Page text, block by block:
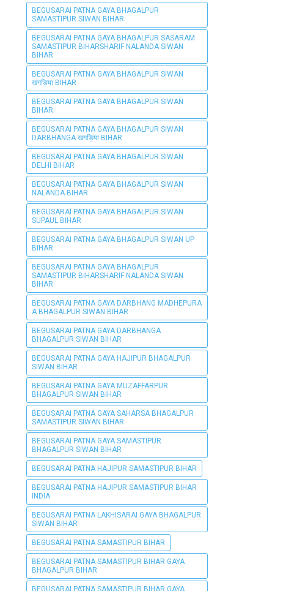
BEGUSARAI PATNA GAYA BHAGALPUR
SAMASTIPUR SIWAN BIHAR
BEGUSARAI PATNA GAYA BHAGALPUR SASARAM
SAMASTIPUR BIHARSHARIF NALANDA SIWAN
BIHAR
BEGUSARAI PATNA GAYA BHAGALPUR SIWAN
खगड़िया BIHAR
BEGUSARAI PATNA GAYA BHAGALPUR SIWAN
BIHAR
BEGUSARAI PATNA GAYA BHAGALPUR SIWAN
DARBHANGA खगड़िया BIHAR
BEGUSARAI PATNA GAYA BHAGALPUR SIWAN
DELHI BIHAR
BEGUSARAI PATNA GAYA BHAGALPUR SIWAN
NALANDA BIHAR
BEGUSARAI PATNA GAYA BHAGALPUR SIWAN
SUPAUL BIHAR
BEGUSARAI PATNA GAYA BHAGALPUR SIWAN UP
BIHAR
BEGUSARAI PATNA GAYA BHAGALPUR
SAMASTIPUR BIHARSHARIF NALANDA SIWAN
BIHAR
BEGUSARAI PATNA GAYA DARBHANG MADHEPURA
A BHAGALPUR SIWAN BIHAR
BEGUSARAI PATNA GAYA DARBHANGA
BHAGALPUR SIWAN BIHAR
BEGUSARAI PATNA GAYA HAJIPUR BHAGALPUR
SIWAN BIHAR
BEGUSARAI PATNA GAYA MUZAFFARPUR
BHAGALPUR SIWAN BIHAR
BEGUSARAI PATNA GAYA SAHARSA BHAGALPUR
SAMASTIPUR SIWAN BIHAR
BEGUSARAI PATNA GAYA SAMASTIPUR
BHAGALPUR SIWAN BIHAR
BEGUSARAI PATNA HAJIPUR SAMASTIPUR BIHAR
BEGUSARAI PATNA HAJIPUR SAMASTIPUR BIHAR
INDIA
BEGUSARAI PATNA LAKHISARAI GAYA BHAGALPUR
SIWAN BIHAR
BEGUSARAI PATNA SAMASTIPUR BIHAR
BEGUSARAI PATNA SAMASTIPUR BIHAR GAYA
BHAGALPUR BIHAR
BEGUSARAI PATNA SAMASTIPUR BIHAR GAYA